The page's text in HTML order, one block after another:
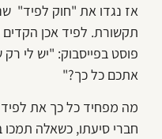
אז נגדו את "חוק לפיד"
תקשורת. לפיד אכן
פוסט בפייסבוק: "יש לי
אתכם כל כך?"
מה מפחיד כל כך את
חברי סיעתו, כשאלה תמכו